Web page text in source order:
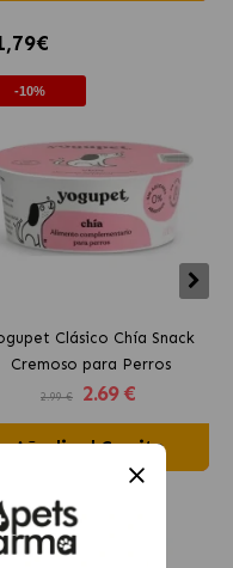
-10%
Clásico Chía Snack
Cremoso para Perros
2.99 € 2.69 €
Añadir al Carrito
-10%